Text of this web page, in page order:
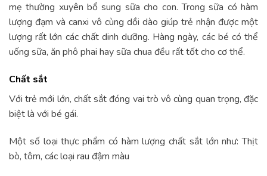
mẹ thường xuyên bổ sung sữa cho con. Trong sữa có hàm
lượng đạm và canxi vô cùng dồi dào giúp trẻ nhận được một
lượng rất lớn các chất dinh dưỡng. Hàng ngày, các bé có thể
uống sữa, ăn phô phai hay sữa chua đều rất tốt cho cơ thể.
Chất sắt
Với trẻ mới lớn, chất sắt đóng vai trò vô cùng quan trọng, đặc
biệt là với bé gái.
Một số loại thực phẩm có hàm lượng chất sắt lớn như: Thịt
bò, tôm, các loại rau đậm màu